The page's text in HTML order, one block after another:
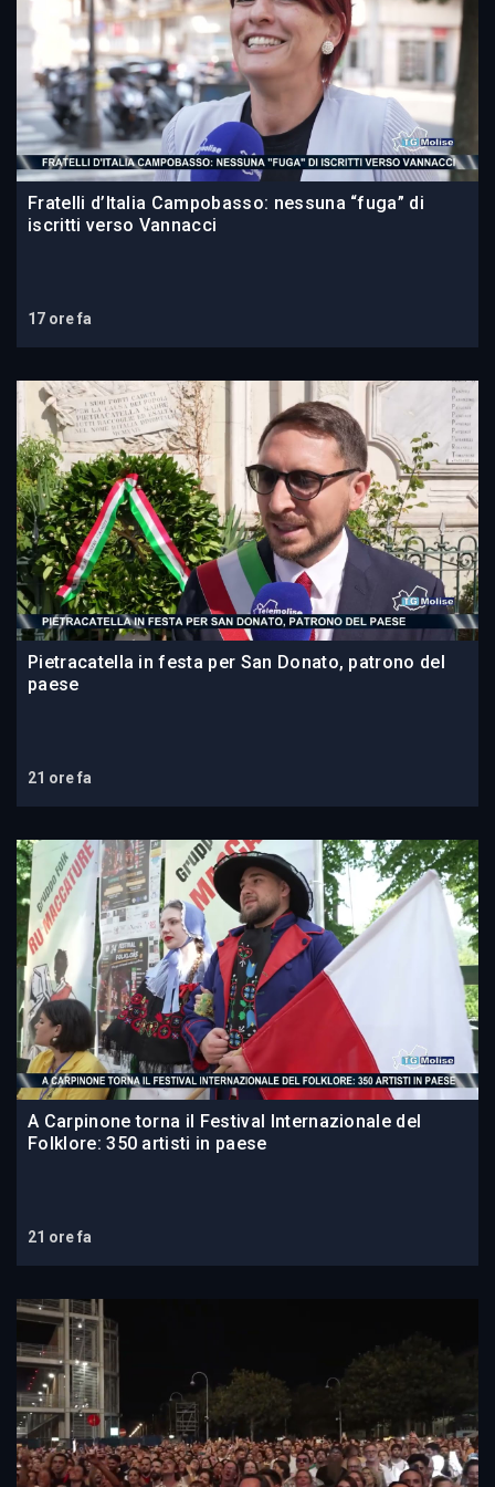
Fratelli d’Italia Campobasso: nessuna “fuga” di
iscritti verso Vannacci
17 ore fa
Pietracatella in festa per San Donato, patrono del
paese
21 ore fa
A Carpinone torna il Festival Internazionale del
Folklore: 350 artisti in paese
21 ore fa